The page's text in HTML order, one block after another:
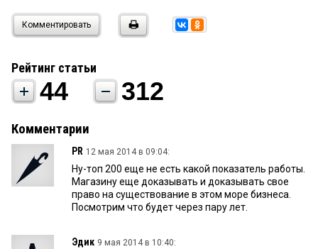
Комментировать
Рейтинг статьи
44 312
Комментарии
PR 12 мая 2014 в 09:04:
Ну-топ 200 еще не есть какой показатель работы.
Магазину еще доказывать и доказывать свое
право на существование в этом море бизнеса.
Посмотрим что будет через пару лет.
Эдик 9 мая 2014 в 10:40: